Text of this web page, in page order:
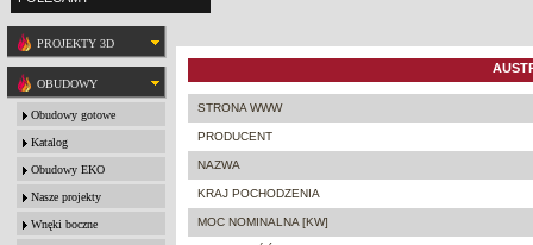
PROJEKTY 3D
OBUDOWY
Obudowy gotowe
Katalog
Obudowy EKO
Nasze projekty
Wnęki boczne
STRONA WWW
PRODUCENT
NAZWA
KRAJ POCHODZENIA
MOC NOMINALNA [KW]